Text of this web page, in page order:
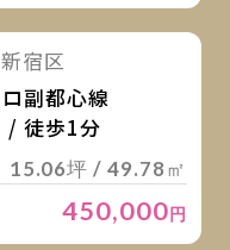
る
宿区
副都心線
/ 徒歩1分
15.06坪 / 49.78㎡
450,000円